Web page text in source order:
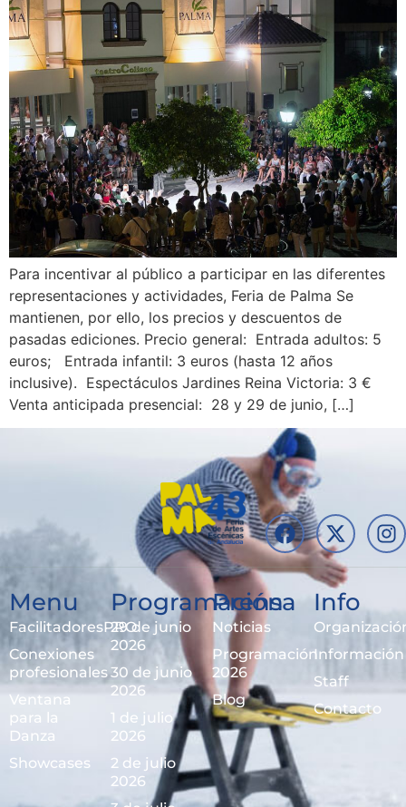
Para incentivar al público a participar en las diferentes
representaciones y actividades, Feria de Palma Se
mantienen, por ello, los precios y descuentos de
pasadas ediciones. Precio general: Entrada adultos: 5
euros; Entrada infantil: 3 euros (hasta 12 años
inclusive). Espectáculos Jardines Reina Victoria: 3 €
Venta anticipada presencial: 28 y 29 de junio, […]
Menu
FacilitadoresPRO
Conexiones
profesionales
Ventana
para la
Danza
Showcases
Programación
29 de junio
2026
30 de junio
2026
1 de julio
2026
2 de julio
2026
Prensa
Noticias
Programación
2026
Blog
Info
Información
Staff
Contacto